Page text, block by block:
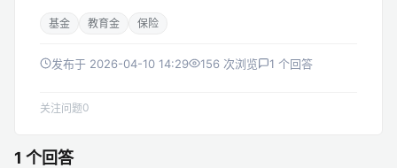
基金 教育金 保险
发布于 2026-04-10 14:29 156 次浏览 1 个回答
关注问题0
1 个回答